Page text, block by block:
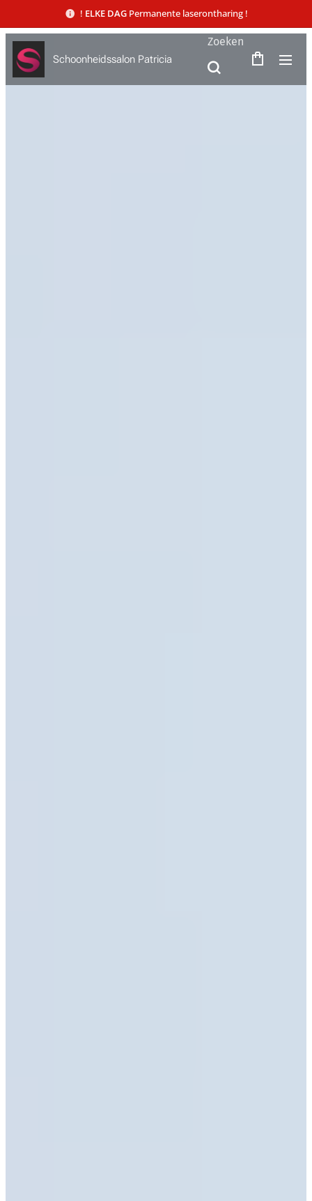
! ELKE DAGPermanente laserontharing !
Schoonheidssalon Patricia
Zoeken